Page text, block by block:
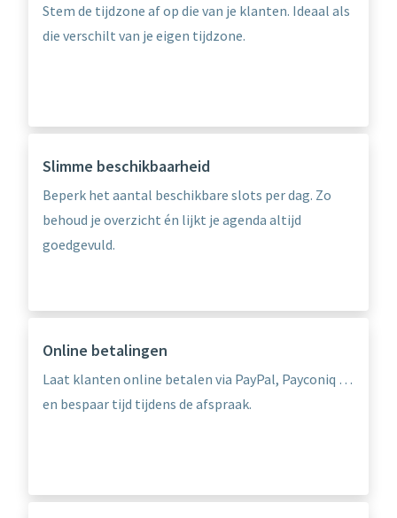
Stem de tijdzone af op die van je klanten. Ideaal als
die verschilt van je eigen tijdzone.
Slimme beschikbaarheid
Beperk het aantal beschikbare slots per dag. Zo
behoud je overzicht én lijkt je agenda altijd
goedgevuld.
Online betalingen
Laat klanten online betalen via PayPal, Payconiq …
en bespaar tijd tijdens de afspraak.